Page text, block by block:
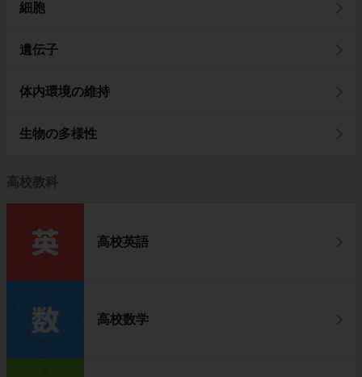
細胞
遺伝子
体内環境の維持
生物の多様性
高校教科
高校英語
高校数学